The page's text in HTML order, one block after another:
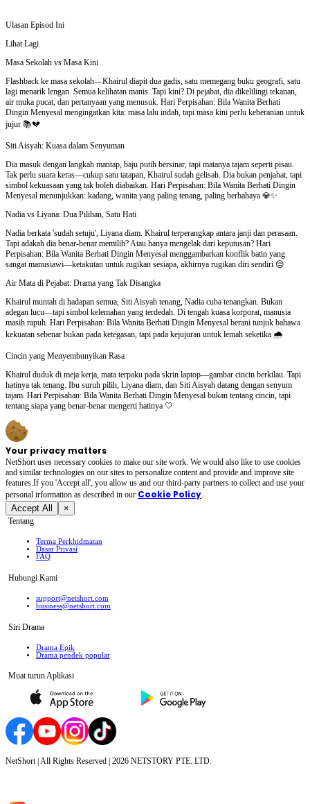
Ulasan Episod Ini
Lihat Lagi
Masa Sekolah vs Masa Kini
Flashback ke masa sekolah—Khairul diapit dua gadis, satu memegang buku geografi, satu
lagi menarik lengan. Semua kelihatan manis. Tapi kini? Di pejabat, dia dikelilingi tekanan,
air muka pucat, dan pertanyaan yang menusuk. Hari Perpisahan: Bila Wanita Berhati
Dingin Menyesal mengingatkan kita: masa lalu indah, tapi masa kini perlu keberanian untuk
jujur 📚💔
Siti Aisyah: Kuasa dalam Senyuman
Dia masuk dengan langkah mantap, baju putih bersinar, tapi matanya tajam seperti pisau.
Tak perlu suara keras—cukup satu tatapan, Khairul sudah gelisah. Dia bukan penjahat, tapi
simbol kekuasaan yang tak boleh diabaikan. Hari Perpisahan: Bila Wanita Berhati Dingin
Menyesal menunjukkan: kadang, wanita yang paling tenang, paling berbahaya 💎✨
Nadia vs Liyana: Dua Pilihan, Satu Hati
Nadia berkata 'sudah setuju', Liyana diam. Khairul terperangkap antara janji dan perasaan.
Tapi adakah dia benar-benar memilih? Atau hanya mengelak dari keputusan? Hari
Perpisahan: Bila Wanita Berhati Dingin Menyesal menggambarkan konflik batin yang
sangat manusiawi—ketakutan untuk rugikan sesiapa, akhirnya rugikan diri sendiri 😔
Air Mata di Pejabat: Drama yang Tak Disangka
Khairul muntah di hadapan semua, Siti Aisyah tenang, Nadia cuba tenangkan. Bukan
adegan lucu—tapi simbol kelemahan yang terdedah. Di tengah kuasa korporat, manusia
masih rapuh. Hari Perpisahan: Bila Wanita Berhati Dingin Menyesal berani tunjuk bahawa
kekuatan sebenar bukan pada ketegasan, tapi pada kejujuran untuk lemah seketika 🌧️
Cincin yang Menyembunyikan Rasa
Khairul duduk di meja kerja, mata terpaku pada skrin laptop—gambar cincin berkilau. Tapi
hatinya tak tenang. Ibu suruh pilih, Liyana diam, dan Siti Aisyah datang dengan senyum
tajam. Hari Perpisahan: Bila Wanita Berhati Dingin Menyesal bukan tentang cincin, tapi
tentang siapa yang benar-benar mengerti hatinya 🤍
Your privacy matters
NetShort uses necessary cookies to make our site work. We would also like to use cookies
and similar technologies on our sites to personalize content and provide and improve site
features.If you 'Accept all', you allow us and our third-party partners to collect and use your
personal irformation as described in our Cookie Policy.
Accept All ×
Tentang
Terma Perkhidmatan
Dasar Privasi
FAQ
Hubungi Kami
support@netshort.com
business@netshort.com
Siri Drama
Drama Epik
Drama pendek popular
Muat turun Aplikasi
NetShort | All Rights Reserved | 2026 NETSTORY PTE. LTD.